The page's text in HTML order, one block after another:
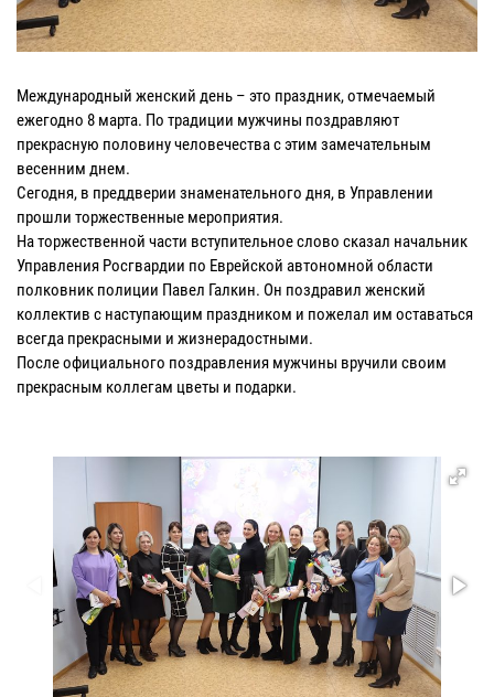
Международный женский день – это праздник, отмечаемый
ежегодно 8 марта. По традиции мужчины поздравляют
прекрасную половину человечества с этим замечательным
весенним днем.
Сегодня, в преддверии знаменательного дня, в Управлении
прошли торжественные мероприятия.
На торжественной части вступительное слово сказал начальник
Управления Росгвардии по Еврейской автономной области
полковник полиции Павел Галкин. Он поздравил женский
коллектив с наступающим праздником и пожелал им оставаться
всегда прекрасными и жизнерадостными.
После официального поздравления мужчины вручили своим
прекрасным коллегам цветы и подарки.